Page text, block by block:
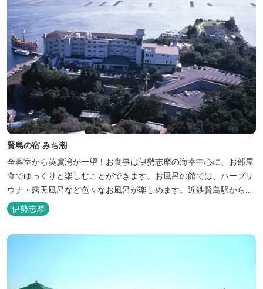
賢島の宿 みち潮
全客室から英虞湾が一望！お食事は伊勢志摩の海幸中心に、お部屋
食でゆっくりと楽しむことができます。お風呂の館では、ハーブサ
ウナ・露天風呂など色々なお風呂が楽しめます。近鉄賢島駅から歩
いて5分と好立地です。
伊勢志摩